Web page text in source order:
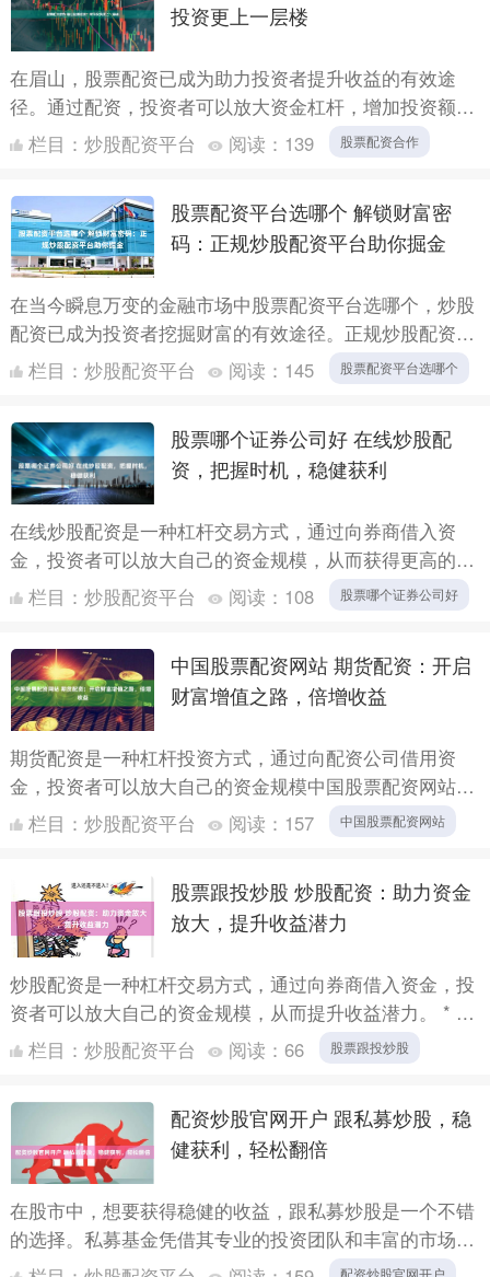
投资更上一层楼
在眉山，股票配资已成为助力投资者提升收益的有效途
径。通过配资，投资者可以放大资金杠杆，增加投资额
度，从而获得更高的潜在收益。 3. 数据接口：一些配资
平台和软件....
栏目： 炒股配资平台 阅读： 139 股票配资合作
股票配资平台选哪个 解锁财富密
码：正规炒股配资平台助你掘金
在当今瞬息万变的金融市场中股票配资平台选哪个，炒股
配资已成为投资者挖掘财富的有效途径。正规炒股配资平
台提供资金杠杆，放大投资者的资金实力，助其把握市场
机遇，实现....
栏目： 炒股配资平台 阅读： 145 股票配资平台选哪个
股票哪个证券公司好 在线炒股配
资，把握时机，稳健获利
在线炒股配资是一种杠杆交易方式，通过向券商借入资
金，投资者可以放大自己的资金规模，从而获得更高的收
益。然而，配资交易也存在一定的风险，需要投资者谨慎
操作。 * ....
栏目： 炒股配资平台 阅读： 108 股票哪个证券公司好
中国股票配资网站 期货配资：开启
财富增值之路，倍增收益
期货配资是一种杠杆投资方式，通过向配资公司借用资
金，投资者可以放大自己的资金规模中国股票配资网站，
从而获得更高的收益。对于资金有限的投资者来说，期货
配资无疑是一....
栏目： 炒股配资平台 阅读： 157 中国股票配资网站
股票跟投炒股 炒股配资：助力资金
放大，提升收益潜力
炒股配资是一种杠杆交易方式，通过向券商借入资金，投
资者可以放大自己的资金规模，从而提升收益潜力。 * **
放大投资规模：**杠杆交易可以放大投资者的资金规模，
以....
栏目： 炒股配资平台 阅读： 66 股票跟投炒股
配资炒股官网开户 跟私募炒股，稳
健获利，轻松翻倍
在股市中，想要获得稳健的收益，跟私募炒股是一个不错
的选择。私募基金凭借其专业的投资团队和丰富的市场经
验，能够为投资者提供科学的投资策略和风险控制措施。
配资炒股官网开户